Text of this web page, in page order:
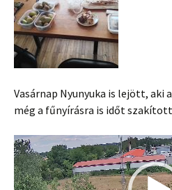
Vasárnap Nyunyuka is lejött,
még a fűnyírásra is időt
Videólejátszó